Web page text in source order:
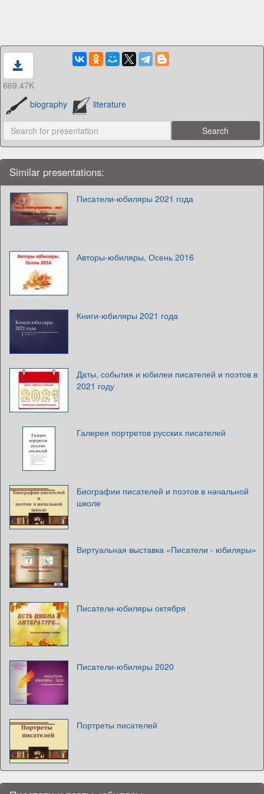
669.47K
biography
literature
Similar presentations:
Писатели-юбиляры 2021 года
Авторы-юбиляры. Осень 2016
Книги-юбиляры 2021 года
Даты, события и юбилеи писателей и поэтов в
2021 году
Галерея портретов русских писателей
Биографии писателей и поэтов в начальной
школе
Виртуальная выставка «Писатели - юбиляры»
Писатели-юбиляры октября
Писатели-юбиляры 2020
Портреты писателей